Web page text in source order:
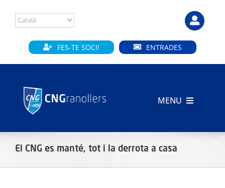
content
FES-TE SOCI! ENTRADES
MENU
El CNG es manté, tot i la derrota a casa